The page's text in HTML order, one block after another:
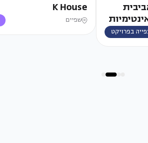
בפרויקט
K House
שפיים